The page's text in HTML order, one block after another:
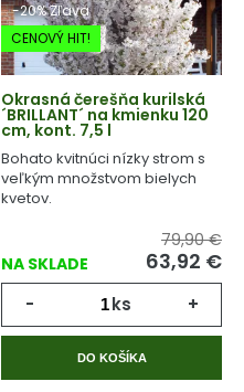
-20% Zľava
CENOVÝ HIT!
Okrasná čerešňa kurilská
´BRILLANT´ na kmienku 120
cm, kont. 7,5 l
Bohato kvitnúci nízky strom s
veľkým množstvom bielych
kvetov.
NA SKLADE
79,90 €
63,92 €
- ks +
DO KOŠÍKA